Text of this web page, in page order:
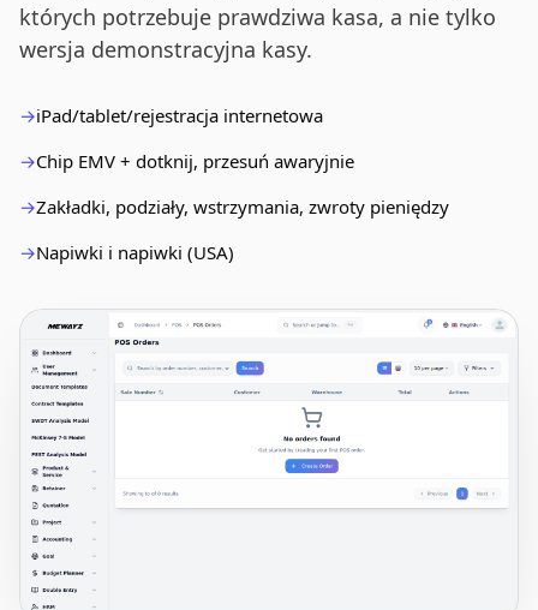
których potrzebuje prawdziwa kasa, a nie tylko
wersja demonstracyjna kasy.
iPad/tablet/rejestracja internetowa
Chip EMV + dotknij, przesuń awaryjnie
Zakładki, podziały, wstrzymania, zwroty pieniędzy
Napiwki i napiwki (USA)